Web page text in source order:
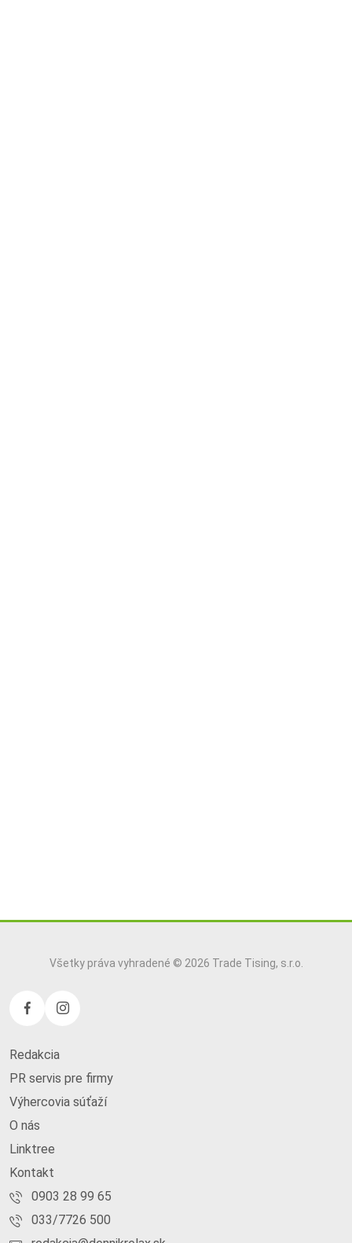
Všetky práva vyhradené © 2026 Trade Tising, s.r.o.
Redakcia
PR servis pre firmy
Výhercovia súťaží
O nás
Linktree
Kontakt
0903 28 99 65
033/7726 500